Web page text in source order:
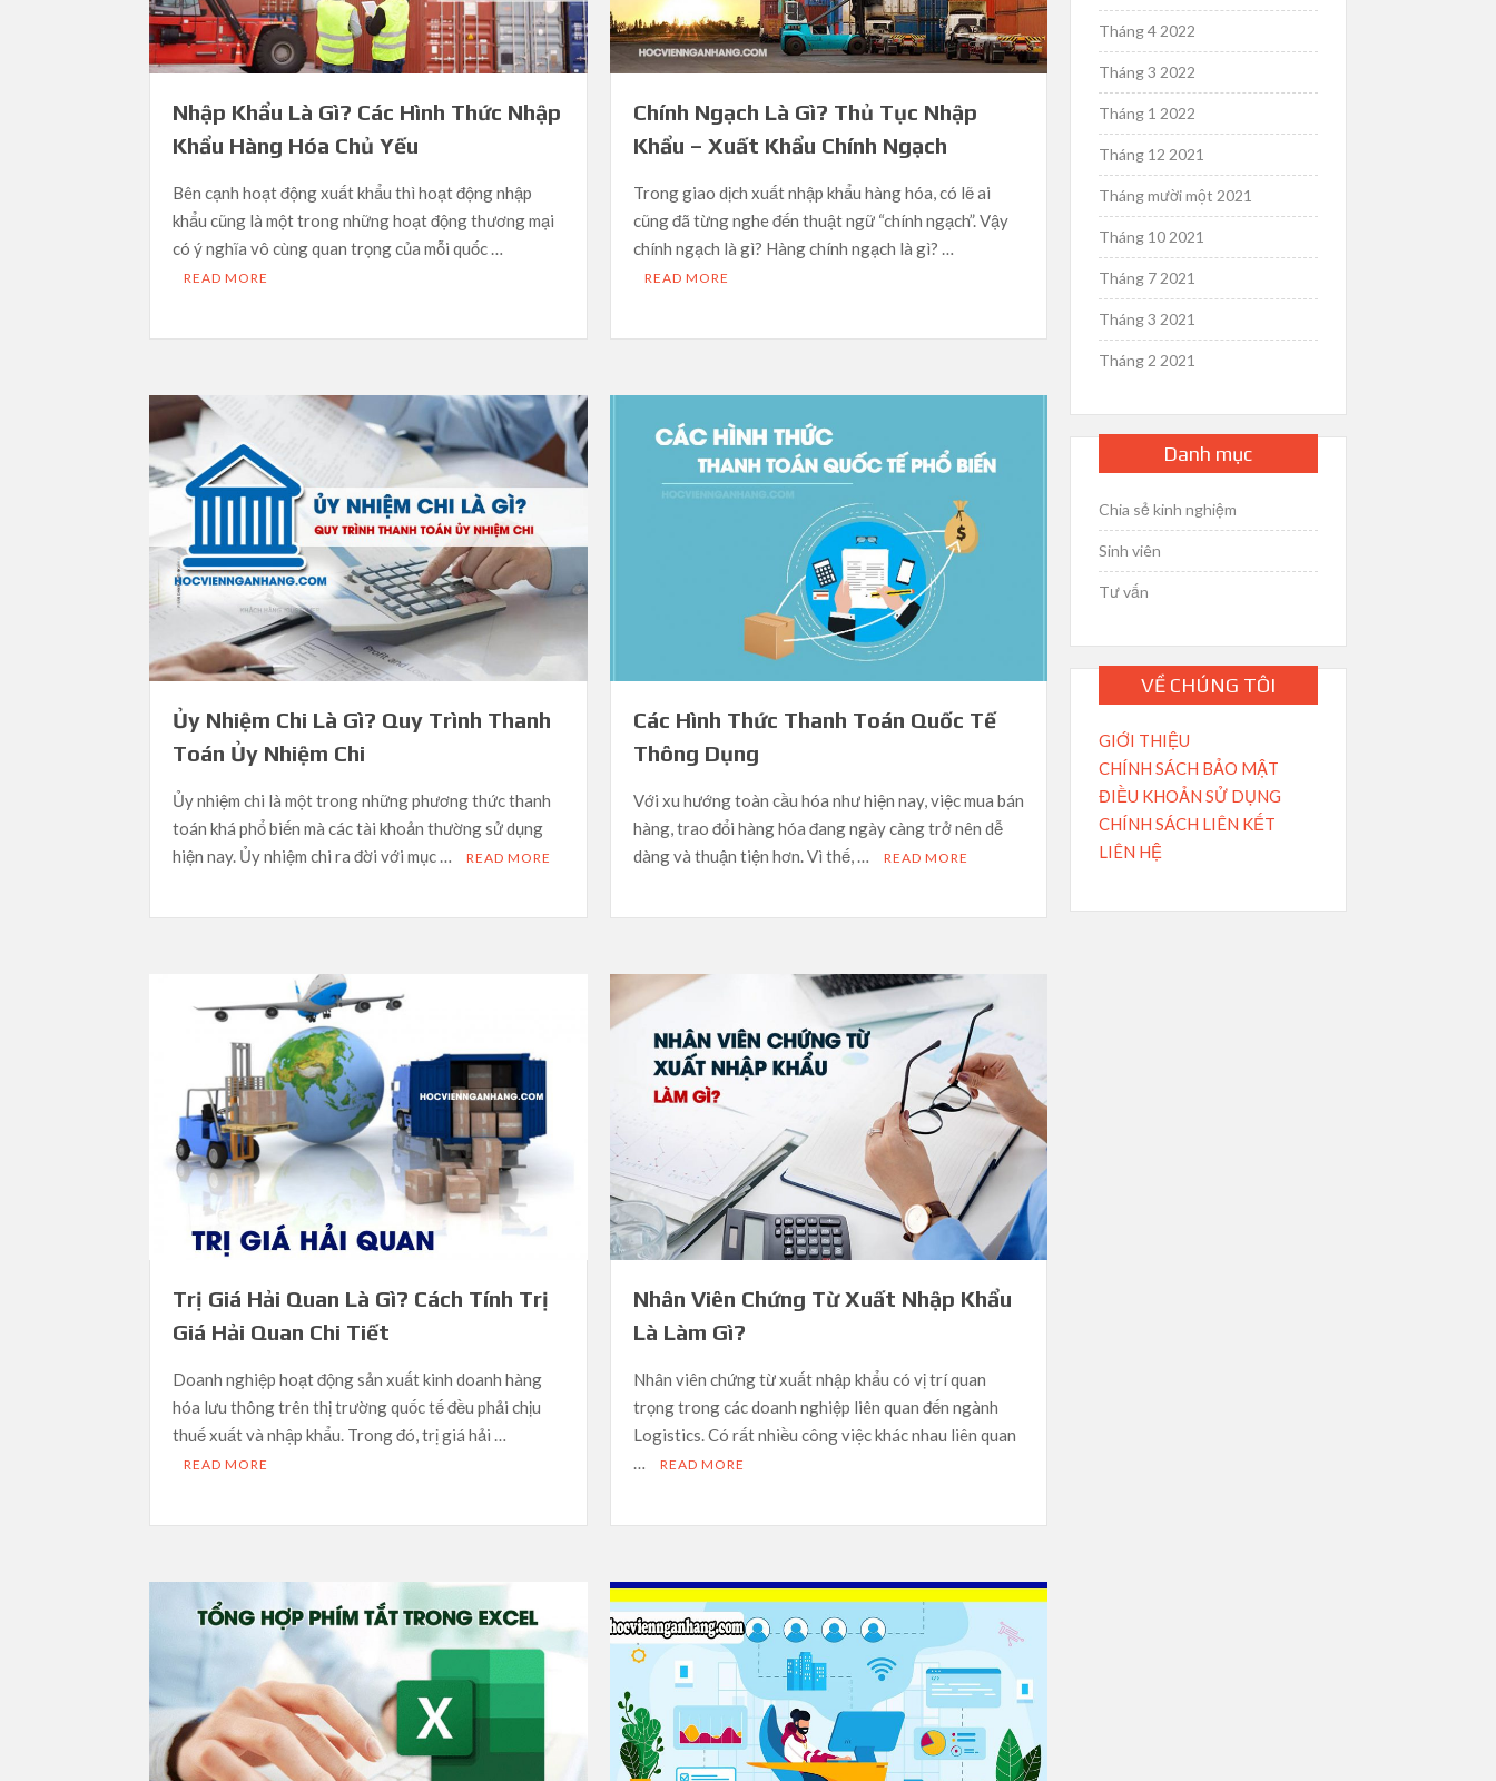
Nhập Khẩu Là Gì? Các Hình Thức Nhập
Khẩu Hàng Hóa Chủ Yếu
Bên cạnh hoạt động xuất khẩu thì hoạt động nhập
khẩu cũng là một trong những hoạt động thương mại
có ý nghĩa vô cùng quan trọng của mỗi quốc …
READ MORE
Chính Ngạch Là Gì? Thủ Tục Nhập
Khẩu – Xuất Khẩu Chính Ngạch
Trong giao dịch xuất nhập khẩu hàng hóa, có lẽ ai
cũng đã từng nghe đến thuật ngữ “chính ngạch”. Vậy
chính ngạch là gì? Hàng chính ngạch là gì? …
READ MORE
Ủy Nhiệm Chi Là Gì? Quy Trình Thanh
Toán Ủy Nhiệm Chi
Ủy nhiệm chi là một trong những phương thức thanh
toán khá phổ biến mà các tài khoản thường sử dụng
hiện nay. Ủy nhiệm chi ra đời với mục …
READ MORE
Các Hình Thức Thanh Toán Quốc Tế
Thông Dụng
Với xu hướng toàn cầu hóa như hiện nay, việc mua bán
hàng, trao đổi hàng hóa đang ngày càng trở nên dễ
dàng và thuận tiện hơn. Vì thế, …
READ MORE
Trị Giá Hải Quan Là Gì? Cách Tính Trị
Giá Hải Quan Chi Tiết
Doanh nghiệp hoạt động sản xuất kinh doanh hàng
hóa lưu thông trên thị trường quốc tế đều phải chịu
thuế xuất và nhập khẩu. Trong đó, trị giá hải …
READ MORE
Nhân Viên Chứng Từ Xuất Nhập Khẩu
Là Làm Gì?
Nhân viên chứng từ xuất nhập khẩu có vị trí quan
trọng trong các doanh nghiệp liên quan đến ngành
Logistics. Có rất nhiều công việc khác nhau liên quan
…
READ MORE
Tháng 4 2022
Tháng 3 2022
Tháng 1 2022
Tháng 12 2021
Tháng mười một 2021
Tháng 10 2021
Tháng 7 2021
Tháng 3 2021
Tháng 2 2021
Danh mục
Chia sẻ kinh nghiệm
Sinh viên
Tư vấn
VỀ CHÚNG TÔI
GIỚI THIỆU
CHÍNH SÁCH BẢO MẬT
ĐIỀU KHOẢN SỬ DỤNG
CHÍNH SÁCH LIÊN KẾT
LIÊN HỆ